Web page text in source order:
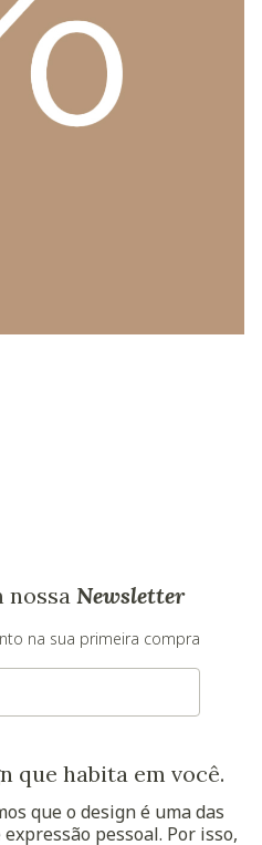
nossa Newsletter
na sua primeira compra
que habita em você.
que o design é uma das
pessoal. Por isso,